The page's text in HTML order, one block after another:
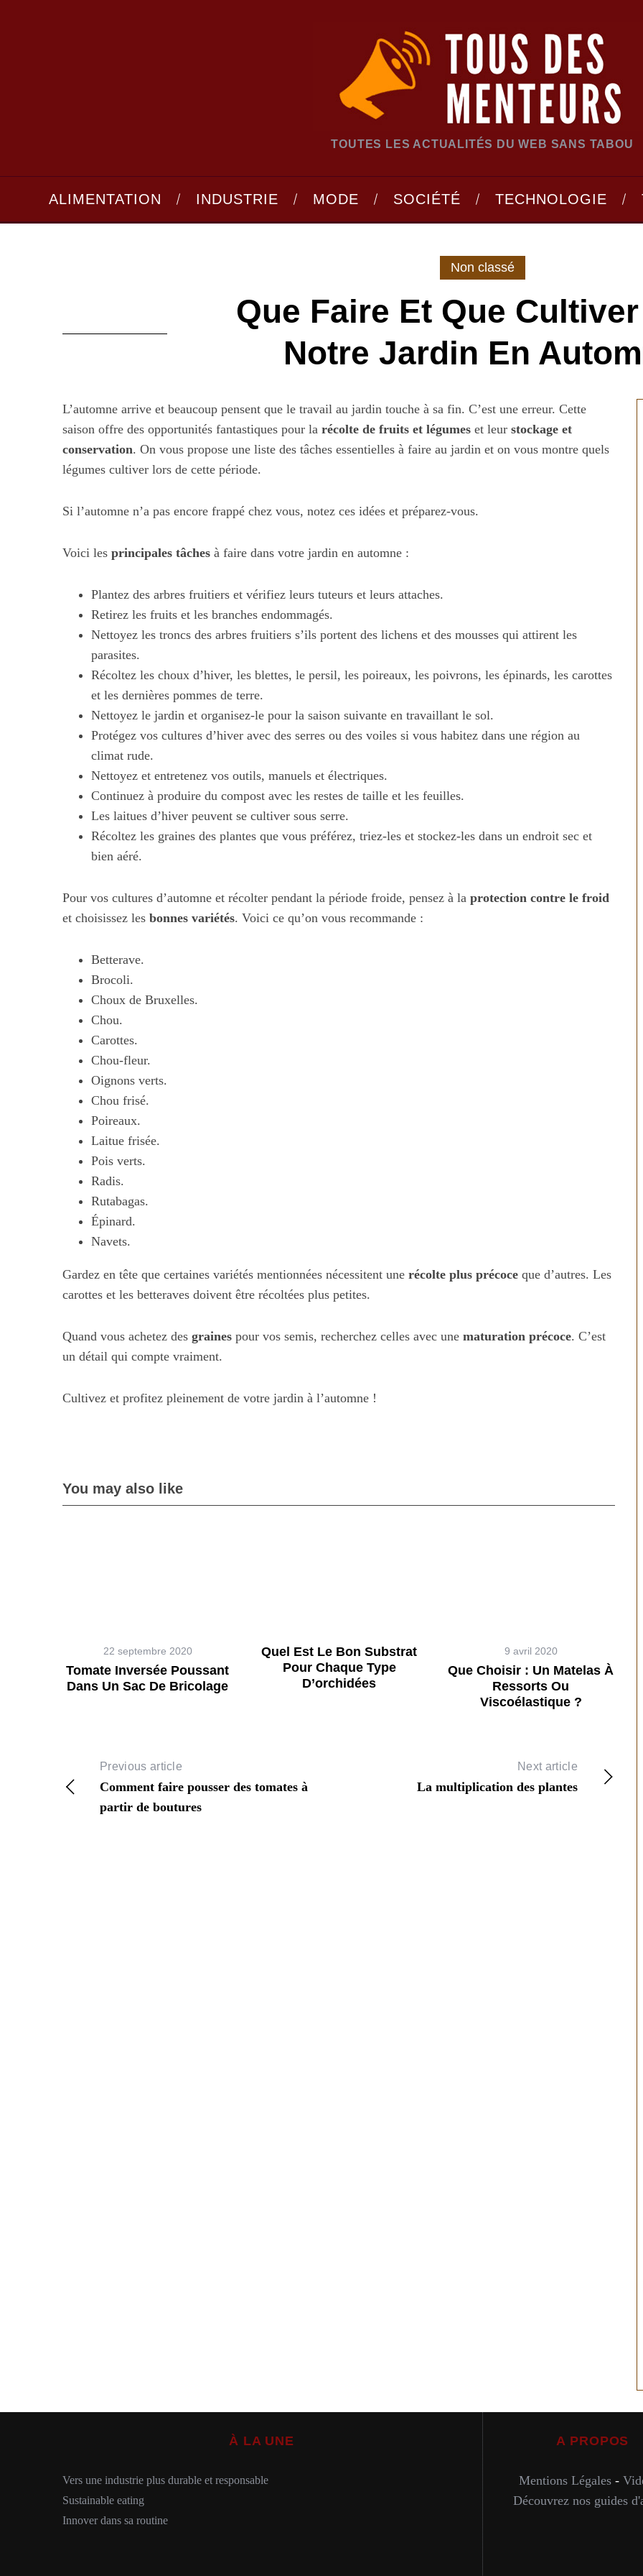
TOUTES LES ACTUALITÉS DU WEB SANS TABOU
ALIMENTATION INDUSTRIE MODE SOCIÉTÉ TECHNOLOGIE
Non classé
Que Faire Et Que
Notre Jardin En
L’automne arrive et beaucoup pensent que le travail au jardin touche à sa fin. C’est une erreur. Cette
saison offre des opportunités fantastiques pour la récolte de fruits et légumes et leur stockage et
conservation. On vous propose une liste des tâches essentielles à faire au jardin et on vous montre quels
légumes cultiver lors de cette période.
Si l’automne n’a pas encore frappé chez vous, notez ces idées et préparez-vous.
Voici les principales tâches à faire dans votre jardin en automne :
Plantez des arbres fruitiers et vérifiez leurs tuteurs et leurs attaches.
Retirez les fruits et les branches endommagés.
Nettoyez les troncs des arbres fruitiers s’ils portent des lichens et des mousses qui attirent les
parasites.
Récoltez les choux d’hiver, les blettes, le persil, les poireaux, les poivrons, les épinards, les carottes
et les dernières pommes de terre.
Nettoyez le jardin et organisez-le pour la saison suivante en travaillant le sol.
Protégez vos cultures d’hiver avec des serres ou des voiles si vous habitez dans une région au
climat rude.
Nettoyez et entretenez vos outils, manuels et électriques.
Continuez à produire du compost avec les restes de taille et les feuilles.
Les laitues d’hiver peuvent se cultiver sous serre.
Récoltez les graines des plantes que vous préférez, triez-les et stockez-les dans un endroit sec et
bien aéré.
Pour vos cultures d’automne et récolter pendant la période froide, pensez à la protection contre le froid
et choisissez les bonnes variétés. Voici ce qu’on vous recommande :
Betterave.
Brocoli.
Choux de Bruxelles.
Chou.
Carottes.
Chou-fleur.
Oignons verts.
Chou frisé.
Poireaux.
Laitue frisée.
Pois verts.
Radis.
Rutabagas.
Épinard.
Navets.
Gardez en tête que certaines variétés mentionnées nécessitent une récolte plus précoce que d’autres. Les
carottes et les betteraves doivent être récoltées plus petites.
Quand vous achetez des graines pour vos semis, recherchez celles avec une maturation précoce. C’est
un détail qui compte vraiment.
Cultivez et profitez pleinement de votre jardin à l’automne !
You may also like
22 septembre 2020
Tomate Inversée Poussant
Dans Un Sac De Bricolage
Quel Est Le Bon Substrat
Pour Chaque Type
D’orchidées
9 avril 2020
Que Choisir : Un Matelas À
Ressorts Ou
Viscoélastique ?
Previous article
Comment faire pousser des tomates à
partir de boutures
Next article
La multiplication des plantes
À LA UNE
Vers une industrie plus durable et responsable
Sustainable eating
Innover dans sa routine
A PROPOS
Mentions Légales-
Découvrez nos guides
e
h